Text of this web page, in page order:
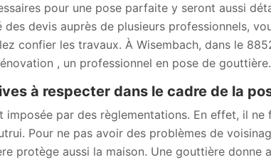
pour une pose parfaite y seront aussi
des devis auprès de plusieurs professionnels,
confier les travaux. À Wisembach, dans le
, un professionnel en pose de gouttière.
à respecter dans le cadre de la
imposée par des règlementations. En effet, il ne
Pour ne pas avoir des problèmes de
protège aussi la maison. Une gouttière donne